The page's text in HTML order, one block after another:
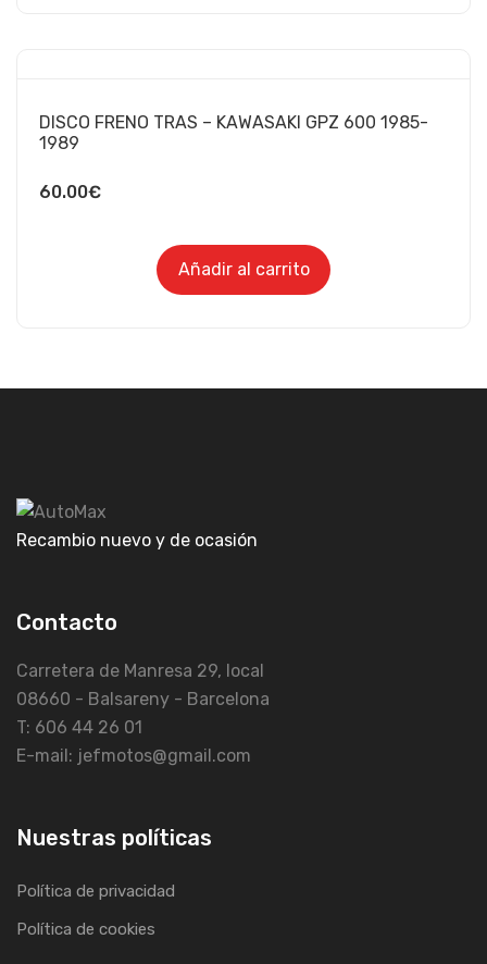
DISCO FRENO TRAS – KAWASAKI GPZ 600 1985-
1989
60.00€
Añadir al carrito
Recambio nuevo y de ocasión
Contacto
Carretera de Manresa 29, local
08660 - Balsareny - Barcelona
T: 606 44 26 01
E-mail: jefmotos@gmail.com
Nuestras políticas
Política de privacidad
Política de cookies